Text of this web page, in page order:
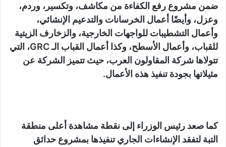
ضمن مشروع رفع الكفاءة من مكاشف، وتكسير، وردم،
وعزل، وأيضًا أعمال الخرسانات والتدعيم الإنشائي،
وأعمال التشطيبات للواجهات الخارجية، والزخارف الزيتية
للقباب، وأعمال الأسطح، وكذا أعمال القباب الـ GRC، التي
تتولاها شركة المقاولون العرب، حيث تتميز الشركة عن
مثيلاتها بجودة تنفيذ هذه الأعمال.
كما صعد رئيس الوزراء إلى نقطة مشاهدة أعلى منطقة
التبة لتفقد الإنشاءات الجاري تنفيذها بمشروع حدائق